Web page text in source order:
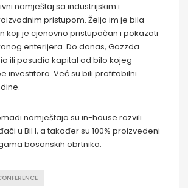
namještaj sa industrijskim i
pristupom. Želja im je bila
koji je cjenovno pristupačan i pokazati
enterijera. Do danas, Gazzda
ili posudio kapital od bilo kojeg
investitora. Već su bili profitabilni
namještaja su in-house razvili
u BiH, a također su 100% proizvedeni
bosanskih obrtnika.